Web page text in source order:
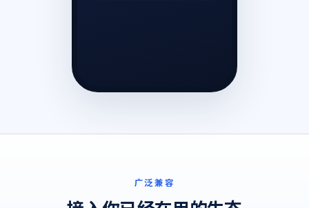
广泛兼容